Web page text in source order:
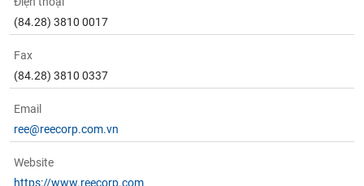
(84.28) 3810 0017
Fax
(84.28) 3810 0337
Email
ree@reecorp.com.vn
Website
https://www.reecorp.com